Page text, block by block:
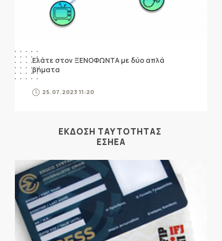
Ελάτε στον ΞΕΝΟΦΩΝΤΑ με δύο απλά
βήματα
25.07.2023 11:20
ΕΚΔΟΣΗ ΤΑΥΤΟΤΗΤΑΣ
ΕΣΗΕΑ